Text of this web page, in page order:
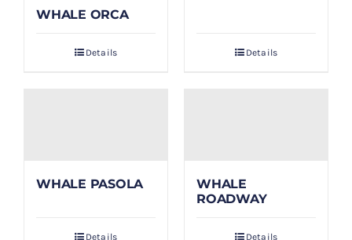
WHALE ORCA
Details Details
WHALE PASOLA
Details
WHALE
ROADWAY
Details